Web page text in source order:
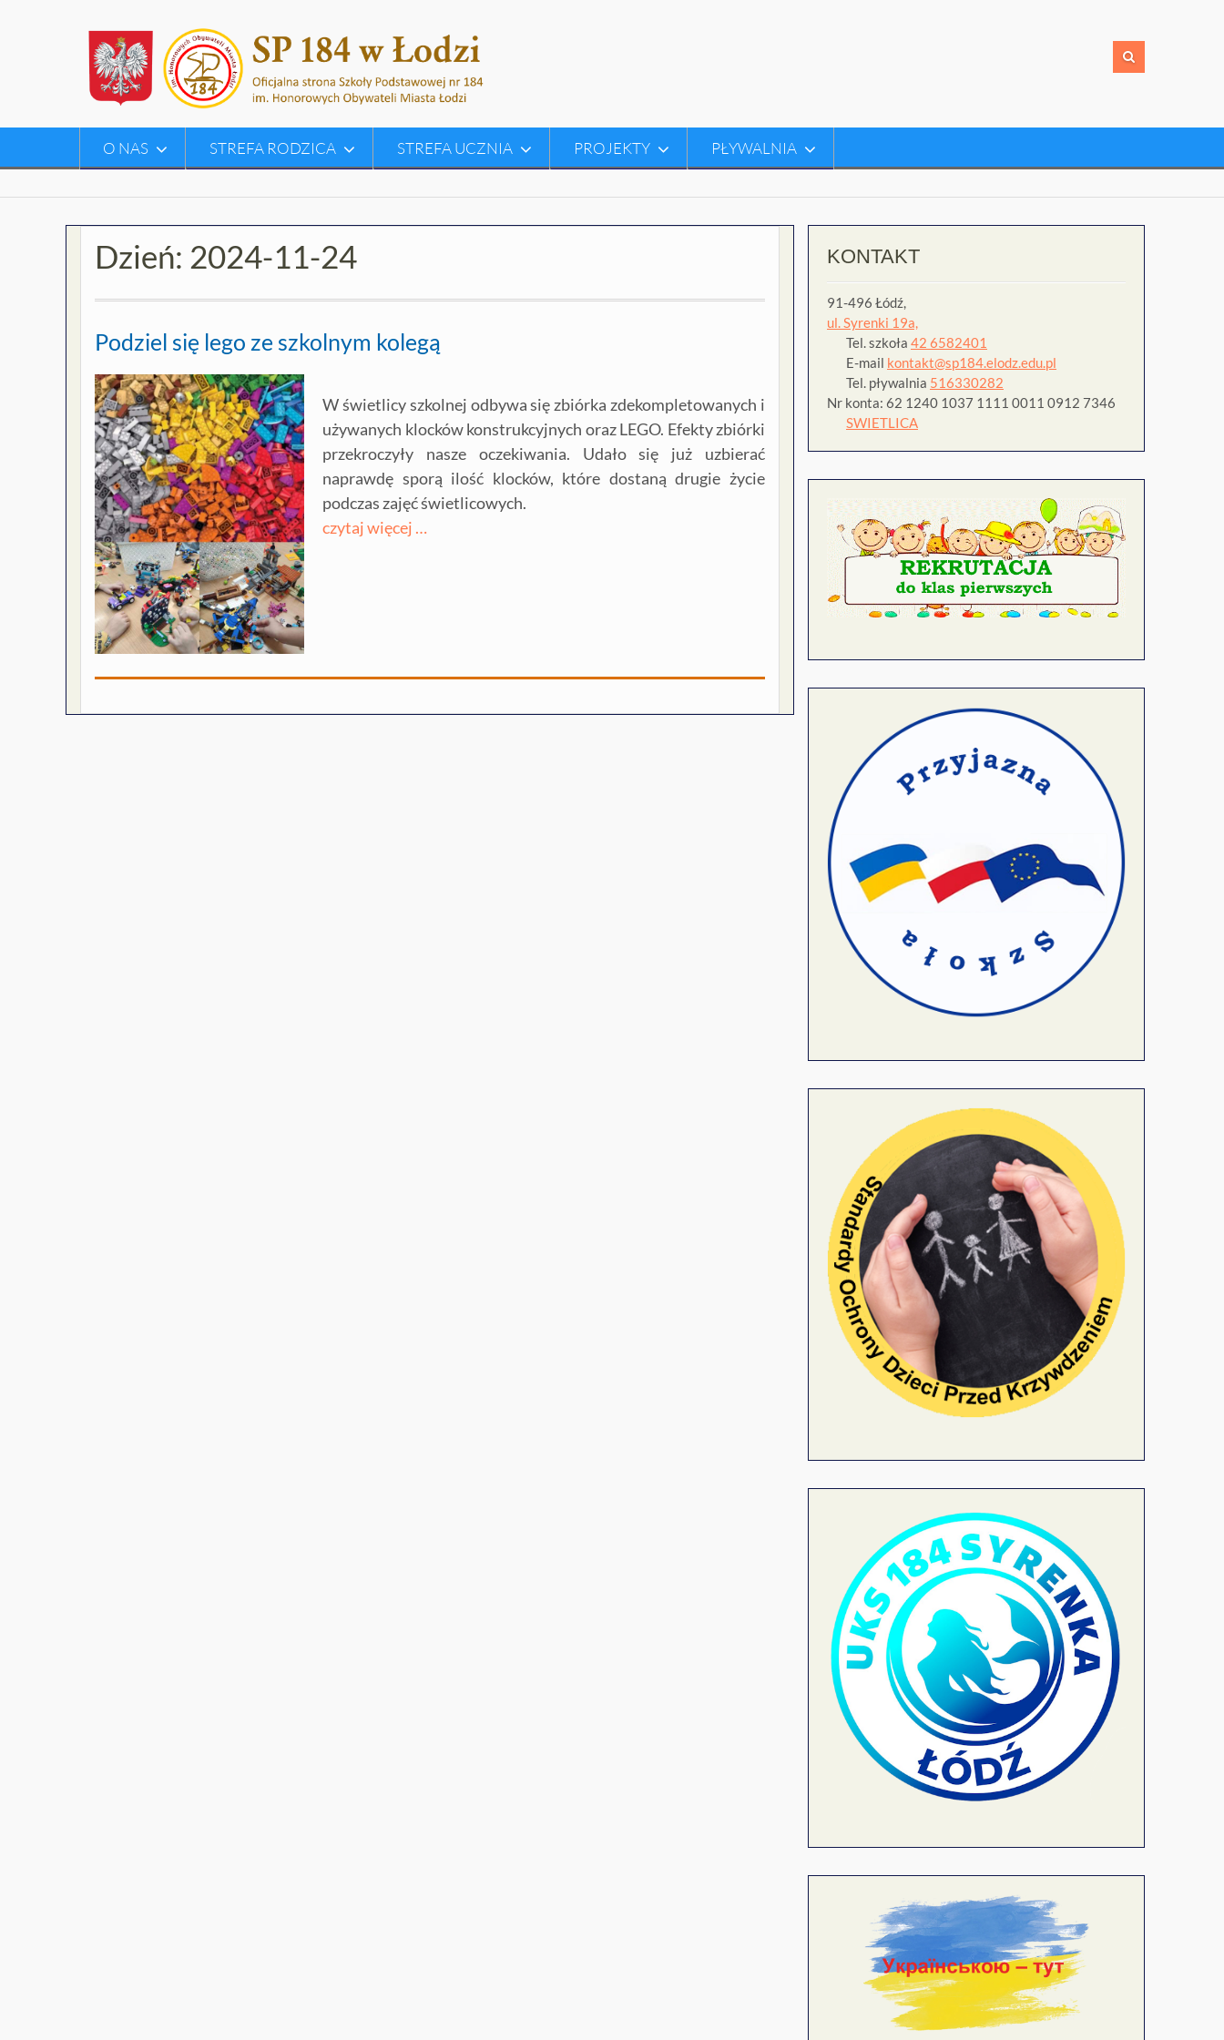
O NAS STREFA RODZICA STREFA UCZNIA PROJEKTY PŁYWALNIA
Dzień: 2024-11-24
Podziel się lego ze szkolnym kolegą
W świetlicy szkolnej odbywa się zbiórka zdekompletowanych i
używanych klocków konstrukcyjnych oraz LEGO. Efekty zbiórki
przekroczyły nasze oczekiwania. Udało się już uzbierać
naprawdę sporą ilość klocków, które dostaną drugie życie
podczas zajęć świetlicowych.
czytaj więcej …
KONTAKT
91-496 Łódź,
ul. Syrenki 19a,
Tel. szkoła 42 6582401
E-mail kontakt@sp184.elodz.edu.pl
Tel. pływalnia 516330282
Nr konta: 62 1240 1037 1111 0011 0912 7346
SWIETLICA